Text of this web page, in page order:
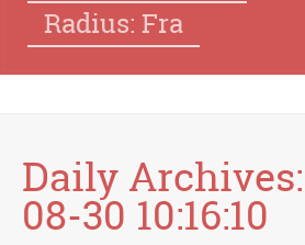
Radius: Fra
Daily Archives:
08-30 10:16:10